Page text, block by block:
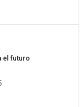
el futuro